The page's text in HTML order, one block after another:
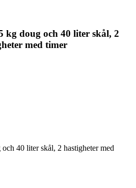
kg doug och 40 liter skål, 2
med timer
40 liter skål, 2 hastigheter med